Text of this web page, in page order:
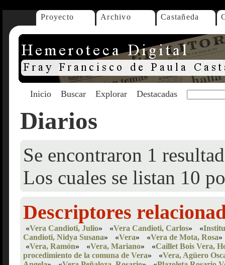
Proyecto Archivo Castañeda
Inicio Buscar Explorar Destacadas
Diarios
Se encontraron 1
Los cuales se listan 10
Descriptores
«Vera Candioti, Julio» «Vera Candioti, Carlos» «
Candioti, Nidya Susana» «Vera» «Vera de Mota, Rosa»
«Vera, Ramón» «Vera, Mariano» «Caillet Bois Vera,
procedimiento de la comuna de Vera» «Vera, Agüero